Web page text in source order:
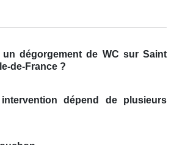
dégorgement de WC sur Saint
de-France ?
dépend de plusieurs